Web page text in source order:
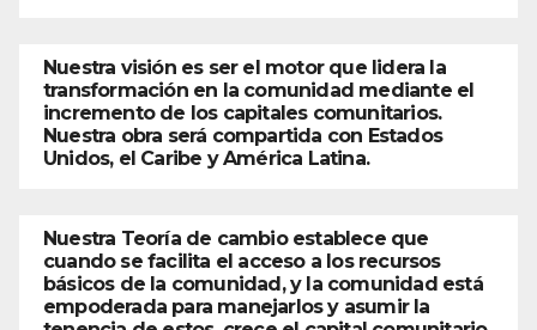
Nuestra visión es ser el motor que lidera la
transformación en la comunidad mediante el
incremento de los capitales comunitarios.
Nuestra obra será compartida con Estados
Unidos, el Caribe y América Latina.
Nuestra Teoría de cambio establece que
cuando se facilita el acceso a los recursos
básicos de la comunidad, y la comunidad está
empoderada para manejarlos y asumir la